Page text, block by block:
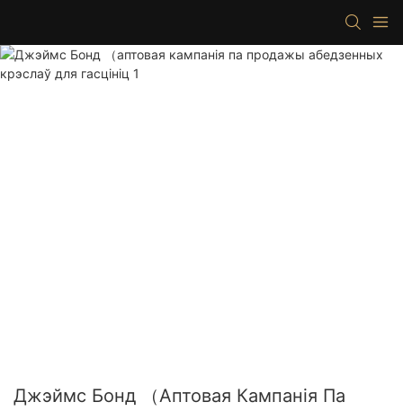
Джэймс Бонд （аптовая Кампанія Па